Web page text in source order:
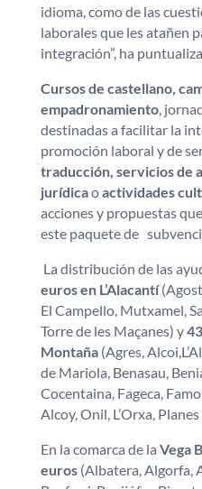
idioma, como de las
laborales que les atañen
integración”, ha
Cursos de castellano,
empadronamiento,
destinadas a facilitar la
promoción laboral y de
traducción, servicios de
jurídicaoactividades
acciones y propuestas
este paquete de
La distribución de las
euros en L’Alacantí
El Campello, Mutxamel,
Torre de les Maçanes) y
Montaña (Agres,
de Mariola, Benasau,
Cocentaina, Fageca,
Alcoy, Onil, L’Orxa,
En la comarca de la Vega
euros (Albatera, Algorfa,